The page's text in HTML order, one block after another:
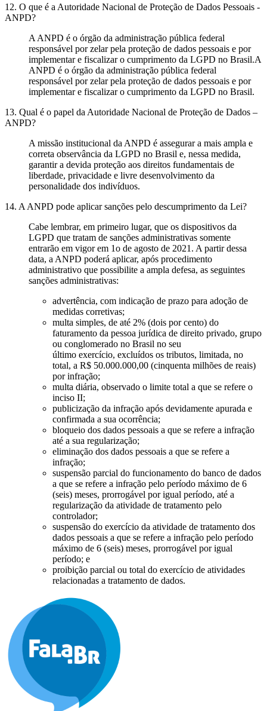
12. O que é a Autoridade Nacional de Proteção de Dados Pessoais -
ANPD?
A ANPD é o órgão da administração pública federal
responsável por zelar pela proteção de dados pessoais e por
implementar e fiscalizar o cumprimento da LGPD no Brasil.A
ANPD é o órgão da administração pública federal
responsável por zelar pela proteção de dados pessoais e por
implementar e fiscalizar o cumprimento da LGPD no Brasil.
13. Qual é o papel da Autoridade Nacional de Proteção de Dados –
ANPD?
A missão institucional da ANPD é assegurar a mais ampla e
correta observância da LGPD no Brasil e, nessa medida,
garantir a devida proteção aos direitos fundamentais de
liberdade, privacidade e livre desenvolvimento da
personalidade dos indivíduos.
14. A ANPD pode aplicar sanções pelo descumprimento da Lei?
Cabe lembrar, em primeiro lugar, que os dispositivos da
LGPD que tratam de sanções administrativas somente
entrarão em vigor em 1o de agosto de 2021. A partir dessa
data, a ANPD poderá aplicar, após procedimento
administrativo que possibilite a ampla defesa, as seguintes
sanções administrativas:
advertência, com indicação de prazo para adoção de
medidas corretivas;
multa simples, de até 2% (dois por cento) do
faturamento da pessoa jurídica de direito privado, grupo
ou conglomerado no Brasil no seu
último exercício, excluídos os tributos, limitada, no
total, a R$ 50.000.000,00 (cinquenta milhões de reais)
por infração;
multa diária, observado o limite total a que se refere o
inciso II;
publicização da infração após devidamente apurada e
confirmada a sua ocorrência;
bloqueio dos dados pessoais a que se refere a infração
até a sua regularização;
eliminação dos dados pessoais a que se refere a
infração;
suspensão parcial do funcionamento do banco de dados
a que se refere a infração pelo período máximo de 6
(seis) meses, prorrogável por igual período, até a
regularização da atividade de tratamento pelo
controlador;
suspensão do exercício da atividade de tratamento dos
dados pessoais a que se refere a infração pelo período
máximo de 6 (seis) meses, prorrogável por igual
período; e
proibição parcial ou total do exercício de atividades
relacionadas a tratamento de dados.